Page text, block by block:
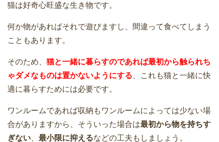
猫は好奇心旺盛な生き物です。
何か物があればそれで遊びますし、間違って食べてしまう
こともあります。
そのため、 猫と一緒に暮らすのであれば最初から触られち
ゃダメなものは置かないようにする 、これも猫と一緒に快
適に暮らすためには必要です。
ワンルームであれば収納もワンルームによっては少ない場
合がありますから、そういった場合は最初から物を持ちす
ぎない
最小限に抑えるなどの工夫もしましょう。